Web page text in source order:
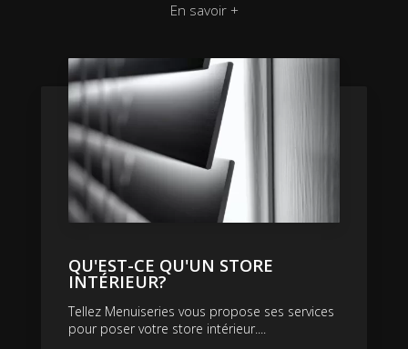
En savoir +
QU'EST-CE QU'UN STORE
INTÉRIEUR?
Tellez Menuiseries vous propose ses services
pour poser votre store intérieur....